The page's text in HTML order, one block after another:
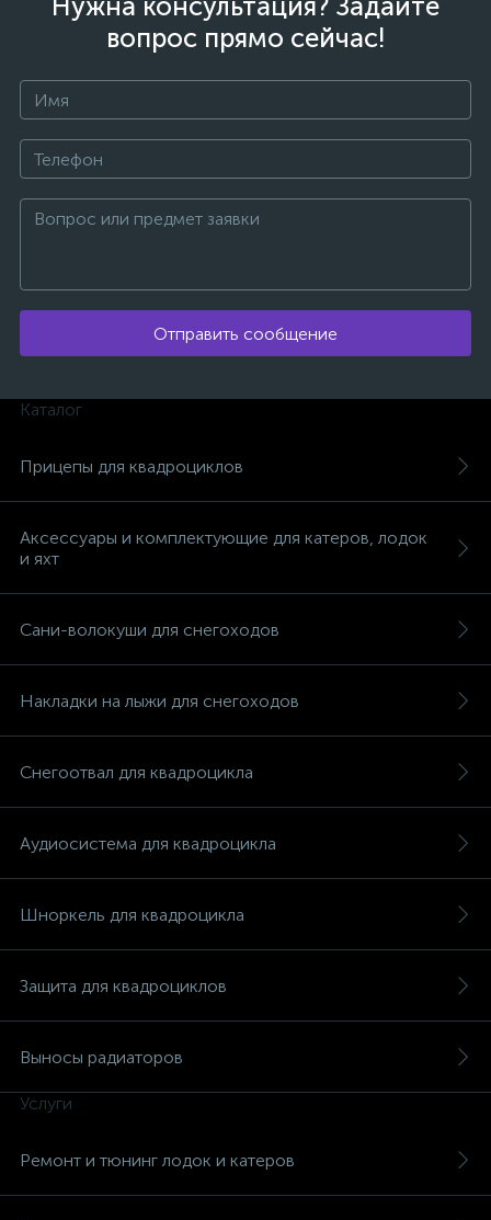
вопрос прямо сейчас!
Отправить сообщение
Каталог
Прицепы для квадроциклов
Аксессуары и комплектующие для катеров, лодок
и яхт
Сани-волокуши для снегоходов
Накладки на лыжи для снегоходов
Снегоотвал для квадроцикла
Аудиосистема для квадроцикла
Шноркель для квадроцикла
Защита для квадроциклов
Выносы радиаторов
Услуги
Ремонт и тюнинг лодок и катеров